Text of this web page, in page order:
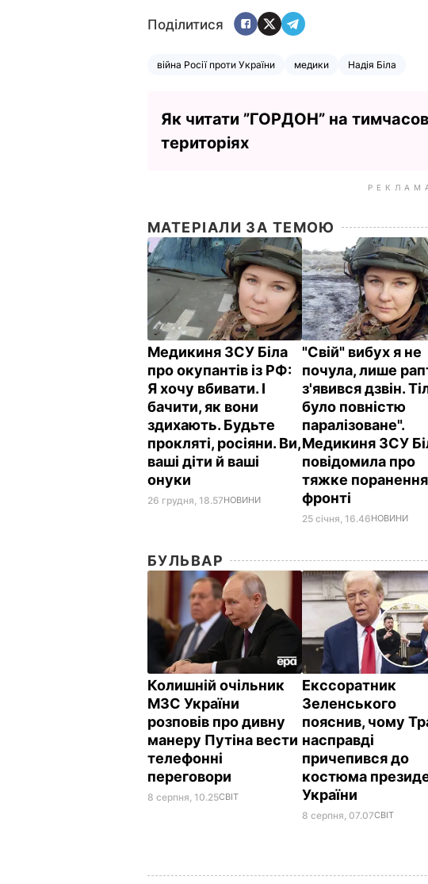
Поділитися
війна Росії проти України медики Надія Біла
Як читати ”ГОРДОН” на
територіях
МАТЕРІАЛИ ЗА ТЕМОЮ
Медикиня ЗСУ Біла
про окупантів із РФ:
Я хочу вбивати. І
бачити, як вони
здихають. Будьте
прокляті, росіяни. Ви,
ваші діти й ваші
онуки
26 грудня, 18.57НОВИНИ
"Свій" вибух я не
почула, лише
з'явився дзвін.
було повністю
паралізоване".
Медикиня ЗСУ
повідомила про
тяжке
фронті
25 січня, 16.46НОВИНИ
БУЛЬВАР
Колишній очільник
МЗС України
розповів про дивну
манеру Путіна вести
телефонні
переговори
8 серпня, 10.25СВІТ
Екссоратник
Зеленського
пояснив, чому
насправді
причепився до
костюма
України
8 серпня, 07.07СВІТ